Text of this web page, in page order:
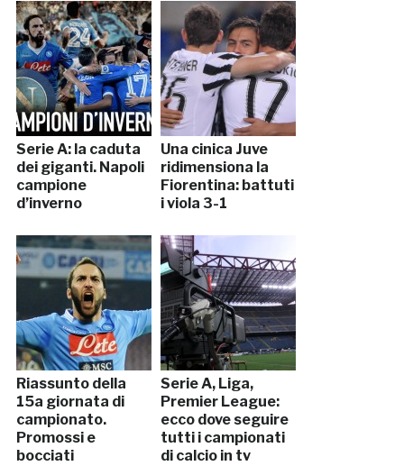
Serie A: la caduta
dei giganti. Napoli
campione
d’inverno
Una cinica Juve
ridimensiona la
Fiorentina: battuti
i viola 3-1
Riassunto della
15a giornata di
campionato.
Promossi e
bocciati
Serie A, Liga,
Premier League:
ecco dove seguire
tutti i campionati
di calcio in tv